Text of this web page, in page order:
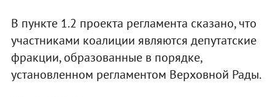
В пункте 1.2 проекта регламента сказано, что
участниками коалиции являются депутатские
фракции, образованные в порядке,
установленном регламентом Верховной Рады.